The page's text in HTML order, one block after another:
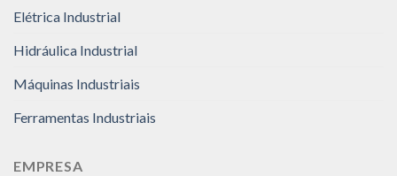
Elétrica Industrial
Hidráulica Industrial
Máquinas Industriais
Ferramentas Industriais
EMPRESA